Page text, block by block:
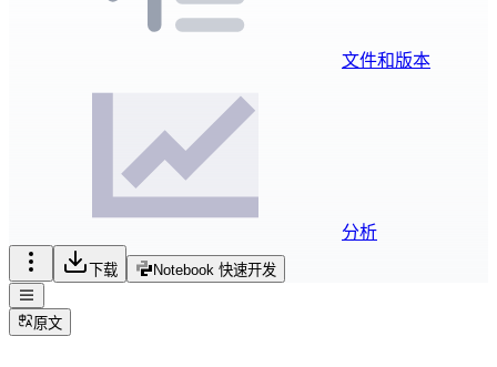
文件和版本
分析
下载 Notebook 快速开发
原文